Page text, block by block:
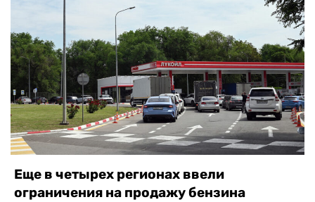
Еще в четырех регионах ввели
ограничения на продажу бензина